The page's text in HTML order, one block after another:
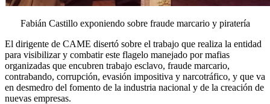
Fabián Castillo exponiendo sobre fraude marcario y piratería
El dirigente de CAME disertó sobre el trabajo que realiza la entidad
para visibilizar y combatir este flagelo manejado por mafias
organizadas que encubren trabajo esclavo, fraude marcario,
contrabando, corrupción, evasión impositiva y narcotráfico, y que va
en desmedro del fomento de la industria nacional y de la creación de
nuevas empresas.